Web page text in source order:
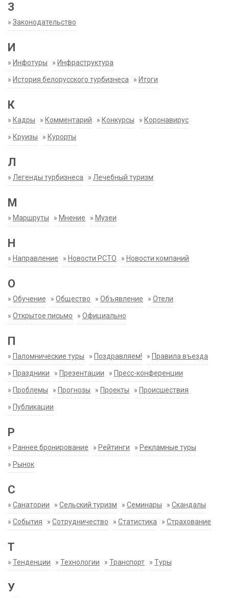
З
» Законодательство
И
» Инфотуры » Инфраструктура
» История белорусского турбизнеса » Итоги
К
» Кадры » Комментарий » Конкурсы » Коронавирус
» Круизы » Курорты
Л
» Легенды турбизнеса » Лечебный туризм
М
» Маршруты » Мнение » Музеи
Н
» Направление » Новости РСТО » Новости компаний
О
» Обучение » Общество » Объявление » Отели
» Открытое письмо » Официально
П
» Паломнические туры » Поздравляем! » Правила въезда
» Праздники » Презентации » Пресс-конференции
» Проблемы » Прогнозы » Проекты » Происшествия
» Публикации
Р
» Раннее бронирование » Рейтинги » Рекламные туры
» Рынок
С
» Санатории » Сельский туризм » Семинары » Скандалы
» События » Сотрудничество » Статистика » Страхование
Т
» Тенденции » Технологии » Транспорт » Туры
У